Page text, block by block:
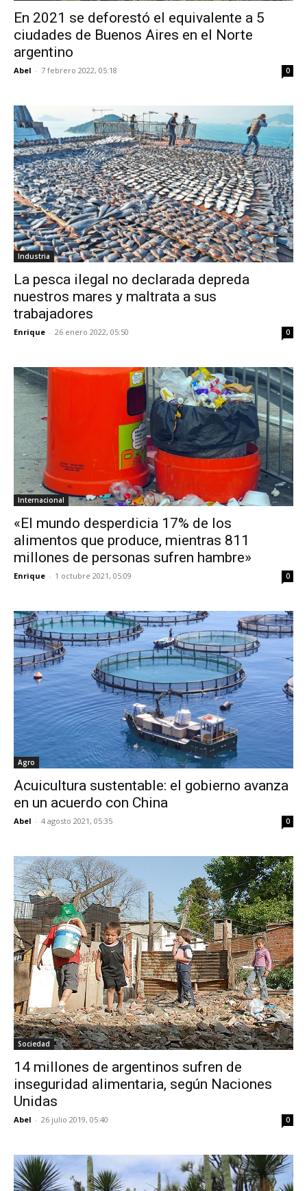
En 2021 se deforestó el equivalente a 5
ciudades de Buenos Aires en el Norte
argentino
Abel - 7 febrero 2022, 05:18 0
Industria
La pesca ilegal no declarada depreda
nuestros mares y maltrata a sus
trabajadores
Enrique - 26 enero 2022, 05:50 0
Internacional
«El mundo desperdicia 17% de los
alimentos que produce, mientras 811
millones de personas sufren hambre»
Enrique - 1 octubre 2021, 05:09 0
Agro
Acuicultura sustentable: el gobierno avanza
en un acuerdo con China
Abel - 4 agosto 2021, 05:35 0
Sociedad
14 millones de argentinos sufren de
inseguridad alimentaria, según Naciones
Unidas
Abel - 26 julio 2019, 05:40 0